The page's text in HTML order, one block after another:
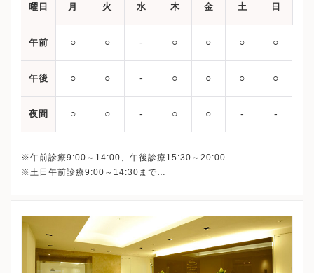
曜日 月 火 水 木 金 土 日
午前 ○ ○ ‐ ○ ○ ○ ○
午後 ○ ○ ‐ ○ ○ ○ ○
夜間 ○ ○ ‐ ○ ○ ‐ ‐
※午前診療9:00～14:00、午後診療15:30～20:00
※土日午前診療9:00～14:30まで
平日午後：19:30
土日： 14:00